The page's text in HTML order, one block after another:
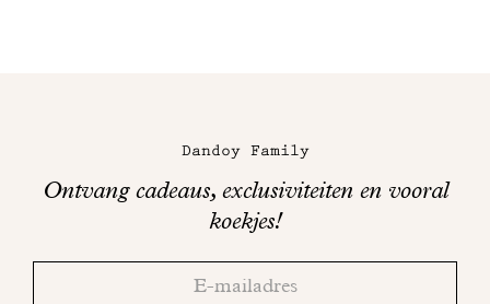
media
Dandoy Family
Ontvang cadeaus, exclusiviteiten en vooral
koekjes!